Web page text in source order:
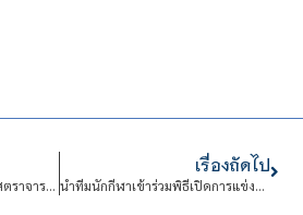
แสดงความยินดีกับผู้ช่วยศาสตราจารย์ ดร.เพชร นันทิวิชิตชัยได้รับรางวัล “ผลงานคุณภาพ NRCT Quality Achievement Award 2569”
เรื่องถัดไป
นำทีมนักกีฬาเข้าร่วมพิธีเปิดการแข่งขันกีฬามหาวิทยาลัยแห่งประเทศไทย ครั้งที่ 51 “อินทนิลเกมส์”